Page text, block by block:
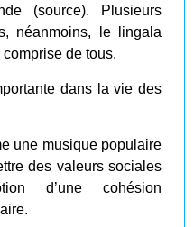
(source). Plusieurs
néanmoins, le lingala
de tous.
dans la vie des
une musique populaire
des valeurs sociales
d’une cohésion